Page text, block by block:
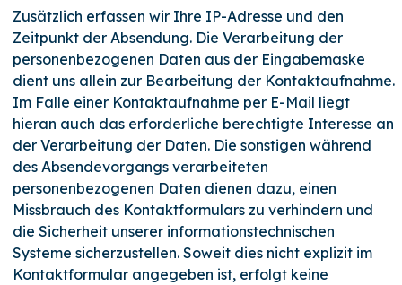
Zusätzlich erfassen wir Ihre IP-Adresse und den
Zeitpunkt der Absendung. Die Verarbeitung der
personenbezogenen Daten aus der Eingabemaske
dient uns allein zur Bearbeitung der Kontaktaufnahme.
Im Falle einer Kontaktaufnahme per E-Mail liegt
hieran auch das erforderliche berechtigte Interesse an
der Verarbeitung der Daten. Die sonstigen während
des Absendevorgangs verarbeiteten
personenbezogenen Daten dienen dazu, einen
Missbrauch des Kontaktformulars zu verhindern und
die Sicherheit unserer informationstechnischen
Systeme sicherzustellen. Soweit dies nicht explizit im
Kontaktformular angegeben ist, erfolgt keine